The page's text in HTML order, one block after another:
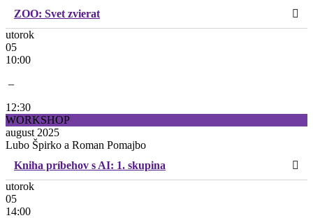
ZOO: Svet zvierat
utorok
05
10:00
–
12:30
WORKSHOP
august 2025
Lubo Špirko a Roman Pomajbo
Kniha príbehov s AI: 1. skupina
utorok
05
14:00